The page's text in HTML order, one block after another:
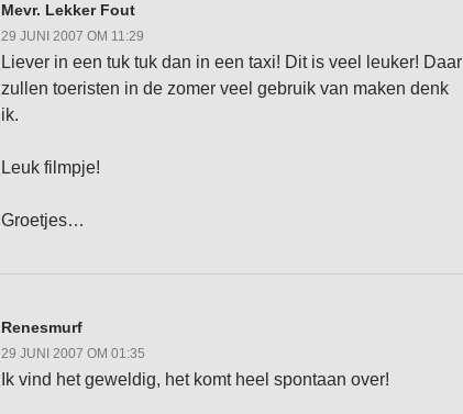
Mevr. Lekker Fout
29 JUNI 2007 OM 11:29
Liever in een tuk tuk dan in een taxi! Dit is veel leuker! Daar
zullen toeristen in de zomer veel gebruik van maken denk
ik.
Leuk filmpje!
Groetjes…
Renesmurf
29 JUNI 2007 OM 01:35
Ik vind het geweldig, het komt heel spontaan over!